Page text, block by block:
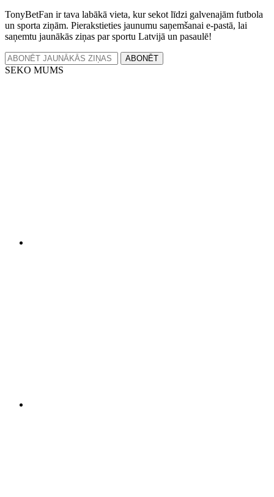
TonyBetFan ir tava labākā vieta, kur sekot līdzi galvenajām futbola
un sporta ziņām. Pierakstieties jaunumu saņemšanai e-pastā, lai
saņemtu jaunākās ziņas par sportu Latvijā un pasaulē!
ABONĒT
SEKO MUMS